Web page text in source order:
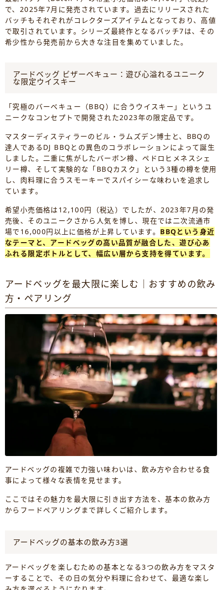
で、2025年7月に発売されています。過去にリリースされた
バッチもそれぞれがコレクターズアイテムとなっており、高値
で取引されています。シリーズ最終作となるバッチ7は、その
希少性から発売前から大きな注目を集めていました。
アードベッグ ビザーベキュー：遊び心溢れるユニーク
な限定ウイスキー
「究極のバーベキュー（BBQ）に合うウイスキー」というユ
ニークなコンセプトで開発された2023年の限定品です。
マスターディスティラーのビル・ラムズデン博士と、BBQの
達人であるDJ BBQとの異色のコラボレーションによって誕生
しました。二重に焦がしたバーボン樽、ペドロヒメネスシェ
リー樽、そして実験的な「BBQカスク」という3種の樽を使用
し、肉料理に合うスモーキーでスパイシーな味わいを追求し
ています。
希望小売価格は12,100円（税込）でしたが、2023年7月の発
売後、そのユニークさから人気を博し、現在では二次流通市
場で16,000円以上に価格が上昇しています。 BBQという身近
なテーマと、アードベッグの高い品質が融合した、遊び心あ
ふれる限定ボトルとして、幅広い層から支持を得ています。
アードベッグを最大限に楽しむ｜おすすめの飲み
方・ペアリング
アードベッグの複雑で力強い味わいは、飲み方や合わせる食
事によって様々な表情を見せます。
ここではその魅力を最大限に引き出す方法を、基本の飲み方
からフードペアリングまで詳しくご紹介します。
アードベッグの基本の飲み方3選
アードベッグを楽しむための基本となる3つの飲み方をマスタ
ーすることで、その日の気分や料理に合わせて、最適な楽し